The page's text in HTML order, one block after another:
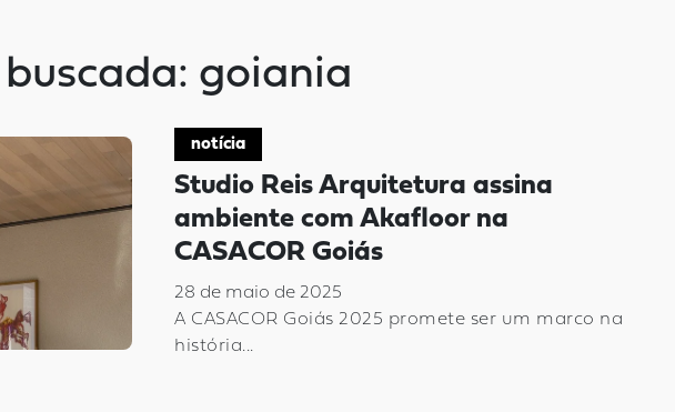
goiania
notícia
Studio Reis Arquitetura assina
ambiente com Akafloor na
CASACOR Goiás
28 de maio de 2025
A CASACOR Goiás 2025 promete ser um marco na
história...